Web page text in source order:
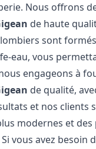
Nous offrons
de haute
sont
eau, vous
engageons à
de qualité,
et nos clients
modernes et
vous avez besoin